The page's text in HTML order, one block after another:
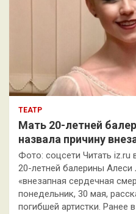
ТЕАТР
Мать 20-летней
назвала причину
Фото: соцсети Читать iz.ru
20-летней балерины Алеси
«внезапная сердечная
понедельник, 30 мая,
погибшей артистки. Ранее